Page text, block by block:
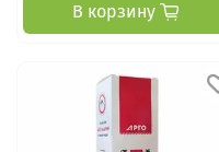
В корзину